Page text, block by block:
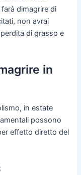
dimagrire di
non avrai
di grasso e
in
in estate
possono
effetto diretto del